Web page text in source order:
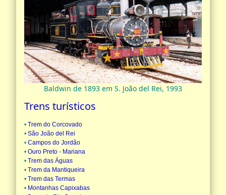
Baldwin de 1893 em S. João del Rei, 1993
Trens turísticos
• Trem do Corcovado
• São João del Rei
• Campos do Jordão
• Ouro Preto - Mariana
• Trem das Águas
• Trem da Mantiqueira
• Trem das Termas
• Montanhas Capixabas